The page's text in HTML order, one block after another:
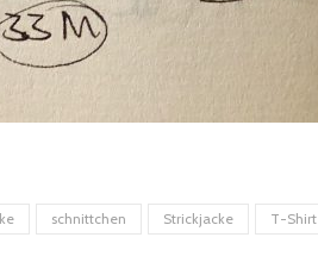
schnittchen Strickjacke T-Shirt